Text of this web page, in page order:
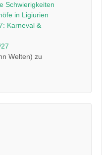
Schwierigkeiten
in Ligiurien
Karneval &
Welten) zu